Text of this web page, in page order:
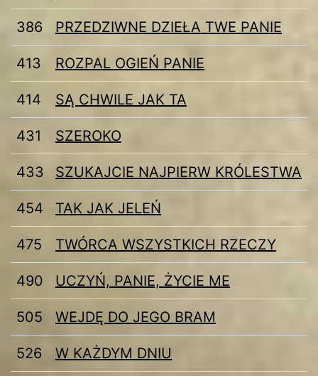
386 PRZEDZIWNE DZIEŁA TWE PANIE
413 ROZPAL OGIEŃ PANIE
414 SĄ CHWILE JAK TA
431 SZEROKO
433 SZUKAJCIE NAJPIERW KRÓLESTWA
454 TAK JAK JELEŃ
475 TWÓRCA WSZYSTKICH RZECZY
490 UCZYŃ, PANIE, ŻYCIE ME
505 WEJDĘ DO JEGO BRAM
526 W KAŻDYM DNIU